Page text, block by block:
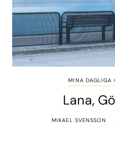
MINA DAGLIGA
Lana,
MIKAEL SVENSSON